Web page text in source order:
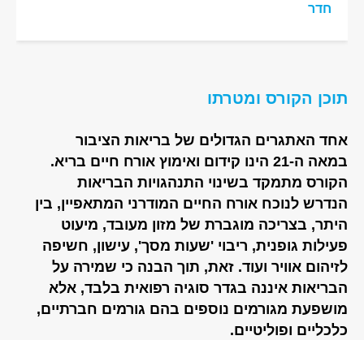
חדר
תוכן הקורס ומטרתו
אחד האתגרים הגדולים של בריאות הציבור
במאה ה-21 הינו קידום ואימוץ אורח חיים בריא.
הקורס מתמקד בשינוי התנהגויות הבריאות
הנדרש לנוכח אורח החיים המודרני המתאפיין, בין
היתר, בצריכה מוגברת של מזון מעובד, מיעוט
פעילות גופנית, ריבוי 'שעות מסך', עישון, חשיפה
לזיהום אוויר ועוד. זאת, תוך הבנה כי שמירה על
הבריאות איננה בגדר סוגיה רפואית בלבד, אלא
מושפעת מגורמים נוספים בהם גורמים חברתיים,
כלכליים ופוליטיים.